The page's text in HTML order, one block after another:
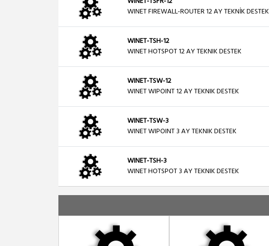
WINET FIREWALL-ROUTER 12 AY TEKNİK DESTEK
WINET-TSH-12
WINET HOTSPOT 12 AY TEKNIK DESTEK
WINET-TSW-12
WINET WIPOINT 12 AY TEKNIK DESTEK
WINET-TSW-3
WINET WIPOINT 3 AY TEKNIK DESTEK
WINET-TSH-3
WINET HOTSPOT 3 AY TEKNIK DESTEK
WINET-TSH-1